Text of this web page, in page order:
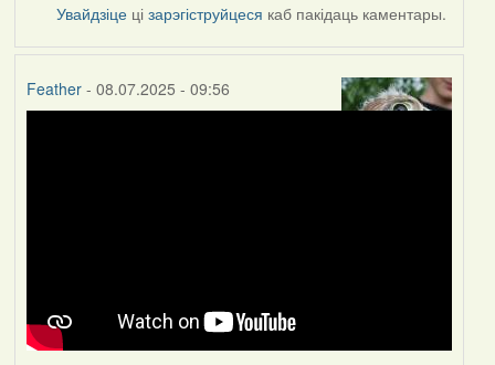
Увайдзіце цізарэгіструйцеся каб пакідаць каментары.
Feather- 08.07.2025 - 09:56